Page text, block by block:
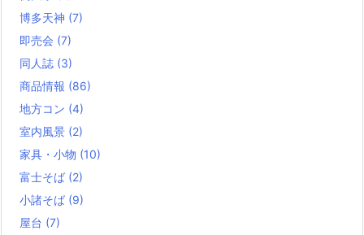
博多天神 (7)
即売会 (7)
同人誌 (3)
商品情報 (86)
地方コン (4)
室内風景 (2)
家具・小物 (10)
富士そば (2)
小諸そば (9)
屋台 (7)